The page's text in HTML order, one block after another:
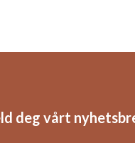
deg vårt